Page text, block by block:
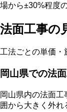
場から±30%程度
法面工事の
工法ごとの単価・
岡山県での法
岡山県内の法面
囲から大きく外れ